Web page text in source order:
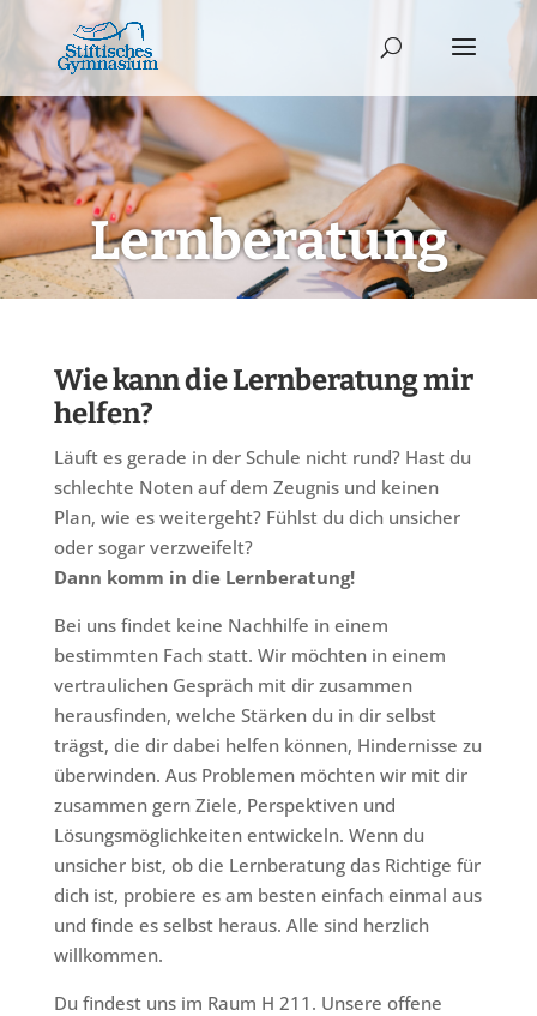
Lernberatung
Wie kann die Lernberatung mir
helfen?
Läuft es gerade in der Schule nicht rund? Hast du
schlechte Noten auf dem Zeugnis und keinen
Plan, wie es weitergeht? Fühlst du dich unsicher
oder sogar verzweifelt?
Dann komm in die Lernberatung!
Bei uns findet keine Nachhilfe in einem
bestimmten Fach statt. Wir möchten in einem
vertraulichen Gespräch mit dir zusammen
herausfinden, welche Stärken du in dir selbst
trägst, die dir dabei helfen können, Hindernisse zu
überwinden. Aus Problemen möchten wir mit dir
zusammen gern Ziele, Perspektiven und
Lösungsmöglichkeiten entwickeln. Wenn du
unsicher bist, ob die Lernberatung das Richtige für
dich ist, probiere es am besten einfach einmal aus
und finde es selbst heraus. Alle sind herzlich
willkommen.
Du findest uns im Raum H 211. Unsere offene